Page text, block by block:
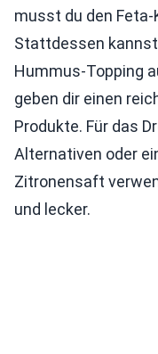
musst du den
Stattdessen kannst
Hummus-Topping
geben dir einen
Produkte. Für das
Alternativen oder
Zitronensaft
und lecker.